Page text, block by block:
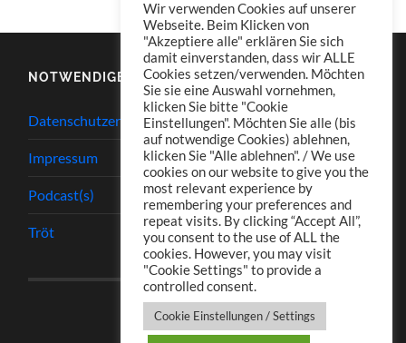
NOTWENDIGES
Datenschutzerklärung
Impressum
Podcast(s)
Tröt
Wir verwenden Cookies auf unserer
Webseite. Beim Klicken von
"Akzeptiere alle" erklären Sie sich
damit einverstanden, dass wir ALLE
Cookies setzen/verwenden. Möchten
Sie sie eine Auswahl vornehmen,
klicken Sie bitte "Cookie
Einstellungen". Möchten Sie alle (bis
auf notwendige Cookies) ablehnen,
klicken Sie "Alle ablehnen". / We use
cookies on our website to give you the
most relevant experience by
remembering your preferences and
repeat visits. By clicking “Accept All”,
you consent to the use of ALL the
cookies. However, you may visit
"Cookie Settings" to provide a
controlled consent.
Cookie Einstellungen / Settings